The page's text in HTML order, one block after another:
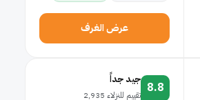
عرض الغرف
8.8
جيد جداً
تقييم للنزلاء 2,935